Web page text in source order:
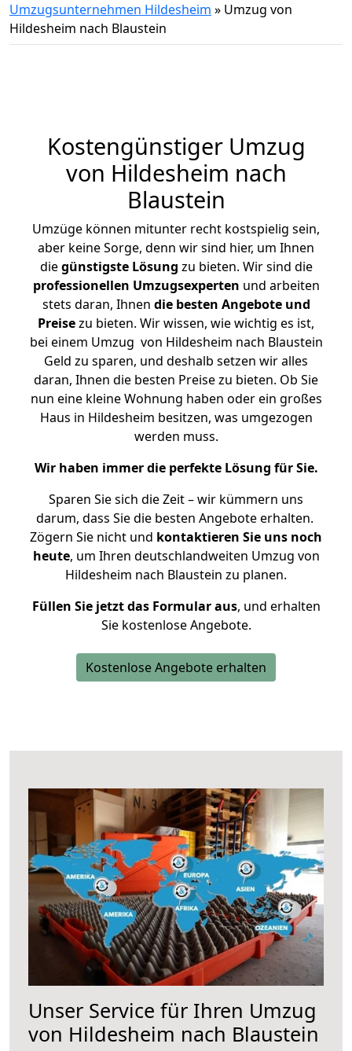
Umzugsunternehmen Hildesheim » Umzug von
Hildesheim nach Blaustein
Kostengünstiger Umzug
von Hildesheim nach
Blaustein
Umzüge können mitunter recht kostspielig sein,
aber keine Sorge, denn wir sind hier, um Ihnen
diegünstigste Lösung zu bieten. Wir sind die
professionellen Umzugsexperten und arbeiten
stets daran, Ihnen die besten Angebote und
Preisezu bieten. Wir wissen, wie wichtig es ist,
bei einem Umzug von Hildesheim nach Blaustein
Geld zu sparen, und deshalb setzen wir alles
daran, Ihnen die besten Preise zu bieten. Ob Sie
nun eine kleine Wohnung haben oder ein großes
Haus in Hildesheim besitzen, was umgezogen
werden muss.
Wir haben immer die perfekte Lösung für Sie.
Sparen Sie sich die Zeit – wir kümmern uns
darum, dass Sie die besten Angebote erhalten.
Zögern Sie nicht und kontaktieren Sie uns noch
heute, um Ihren deutschlandweiten Umzug von
Hildesheim nach Blaustein zu planen.
Füllen Sie jetzt das Formular aus, und erhalten
Sie kostenlose Angebote.
Kostenlose Angebote erhalten
Unser Service für Ihren Umzug
von Hildesheim nach Blaustein